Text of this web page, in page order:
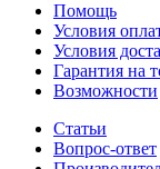
Помощь
Условия
Условия
Гарантия на
Возможности
Статьи
Вопрос-ответ